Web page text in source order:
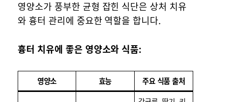
영양소가 풍부한 균형 잡힌 식단은 상처 치유
와 흉터 관리에 중요한 역할을 합니다.
흉터 치유에 좋은 영양소와 식품:
영양소 효능 주요 식품 출처